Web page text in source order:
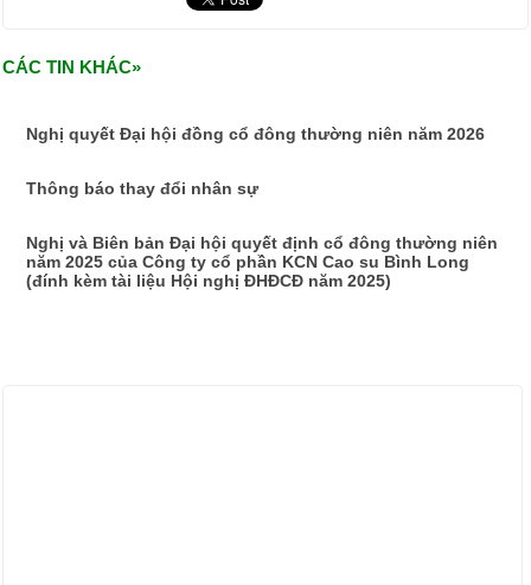
CÁC TIN KHÁC»
Nghị quyết Đại hội đồng cổ đông thường niên năm 2026
Thông báo thay đổi nhân sự
Nghị và Biên bản Đại hội quyết định cổ đông thường niên
năm 2025 của Công ty cổ phần KCN Cao su Bình Long
(đính kèm tài liệu Hội nghị ĐHĐCĐ năm 2025)